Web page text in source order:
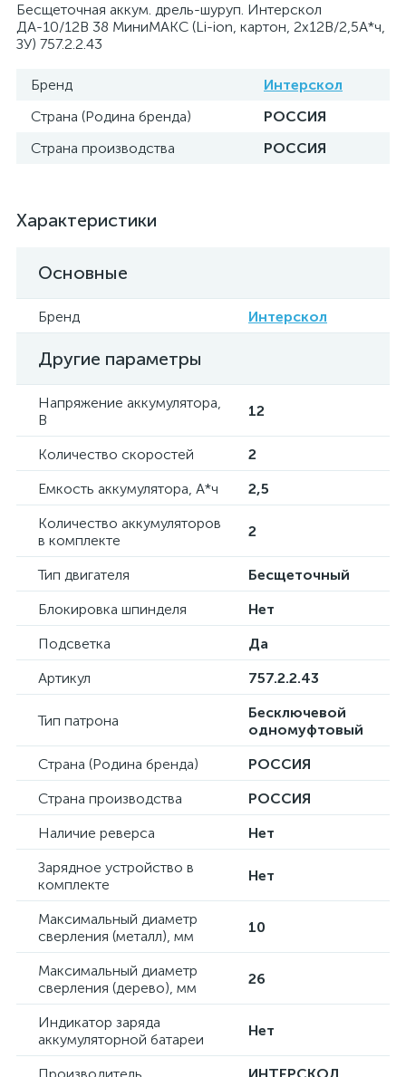
Бесщеточная аккум. дрель-шуруп. Интерскол
ДА-10/12В 38 МиниМАКС (Li-ion, картон, 2х12В/2,5А*ч,
ЗУ) 757.2.2.43
Бренд
Интерскол
Страна (Родина бренда)
РОССИЯ
Страна производства
РОССИЯ
Характеристики
Основные
Бренд Интерскол
Другие параметры
Напряжение аккумулятора,
В
12
Количество скоростей
2
Емкость аккумулятора, А*ч
2,5
Количество аккумуляторов
в комплекте
2
Тип двигателя
Бесщеточный
Блокировка шпинделя
Нет
Подсветка
Да
Артикул
757.2.2.43
Тип патрона
Бесключевой
одномуфтовый
Страна (Родина бренда)
РОССИЯ
Страна производства
РОССИЯ
Наличие реверса
Нет
Зарядное устройство в
комплекте
Нет
Максимальный диаметр
сверления (металл), мм
10
Максимальный диаметр
сверления (дерево), мм
26
Индикатор заряда
аккумуляторной батареи
Нет